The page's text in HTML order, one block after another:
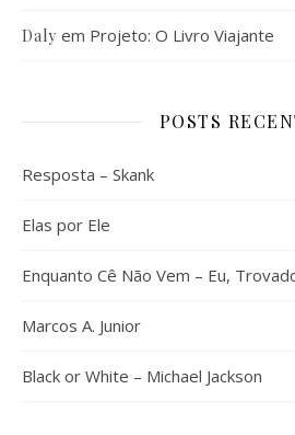
Daly em Projeto: O Livro Viajante
POSTS
Resposta – Skank
Elas por Ele
Enquanto Cê Não Vem – Eu,
Marcos A. Junior
Black or White – Michael Jackson